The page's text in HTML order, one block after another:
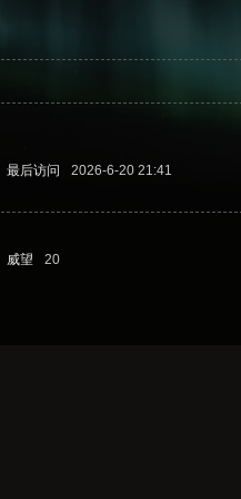
最后访问 2026-6-20 21:41
威望 20